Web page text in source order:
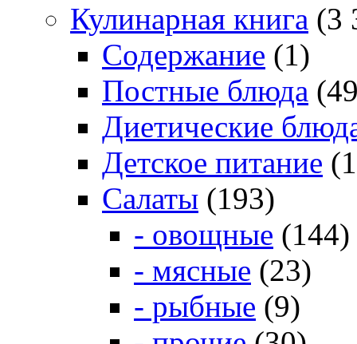
Кулинарная книга (3
Содержание (1)
Постные блюда
Диетические
Детское питание
Салаты (193)
- овощные (144)
- мясные (23)
- рыбные (9)